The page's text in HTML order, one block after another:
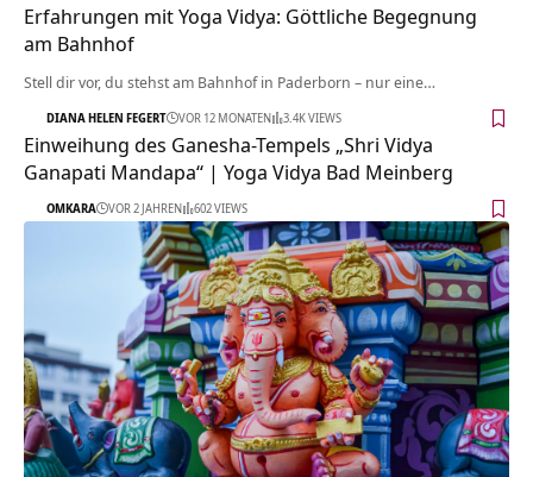
Erfahrungen mit Yoga Vidya: Göttliche Begegnung
am Bahnhof
Stell dir vor, du stehst am Bahnhof in Paderborn – nur eine…
DIANA HELEN FEGERT VOR 12 MONATEN 3.4K VIEWS
Einweihung des Ganesha-Tempels „Shri Vidya
Ganapati Mandapa“ | Yoga Vidya Bad Meinberg
OMKARA VOR 2 JAHREN 602 VIEWS